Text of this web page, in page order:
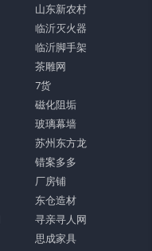
山东新农村
临沂灭火器
临沂脚手架
茶雕网
7货
磁化阻垢
玻璃幕墙
苏州东方龙
错案多多
厂房铺
东仓造材
寻亲寻人网
思成家具